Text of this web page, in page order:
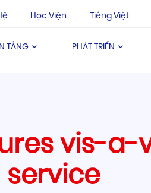
Học Viện Tiếng Việt
TẢNG PHÁT TRIỂN
vis-a-
service